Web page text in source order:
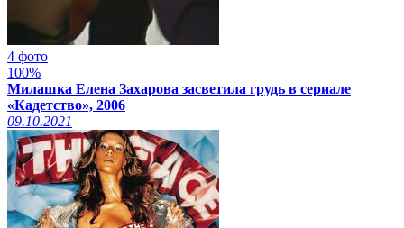
4 фото
100%
Милашка Елена Захарова засветила грудь в сериале
«Кадетство», 2006
09.10.2021